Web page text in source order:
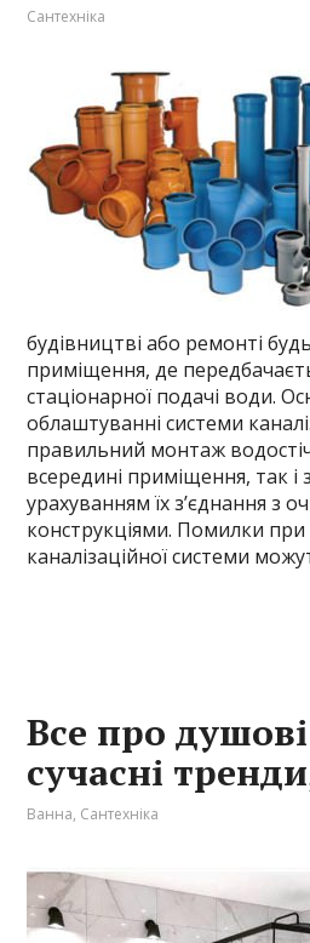
Сантехніка
будівництві або ремонті
приміщення, де
стаціонарної подачі води.
облаштуванні системи
правильний монтаж
всередині приміщення, так
урахуванням їх з’єднання з
конструкціями. Помилки
каналізаційної системи
Все про
сучасні
Ванна, Сантехніка